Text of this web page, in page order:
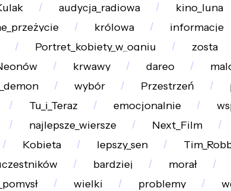
audycja_radiowa kino_luna
królowa informacje
Portret_kobiety_w_ogniu zosta
krwawy dareo
wybór Przestrzeń
Tu_i_Teraz emocjonalnie
najlepsze_wiersze Next_Film
Kobieta lepszy_sen
bardziej morał
wielki problemy